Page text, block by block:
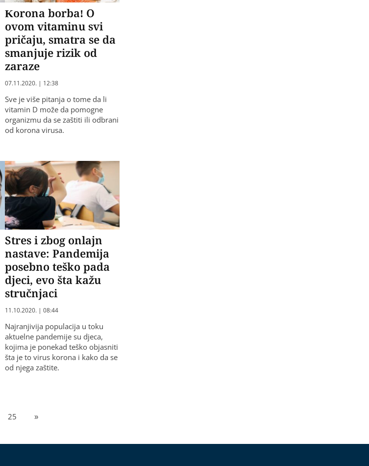
Korona borba! O
ovom vitaminu svi
pričaju, smatra se da
smanjuje rizik od
zaraze
07.11.2020. | 12:38
Sve je više pitanja o tome da li
vitamin D može da pomogne
organizmu da se zaštiti ili odbrani
od korona virusa.
Stres i zbog onlajn
nastave: Pandemija
posebno teško pada
djeci, evo šta kažu
stručnjaci
11.10.2020. | 08:44
Najranjivija populacija u toku
aktuelne pandemije su djeca,
kojima je ponekad teško objasniti
šta je to virus korona i kako da se
od njega zaštite.
25 »